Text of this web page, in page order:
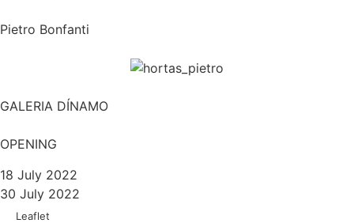
Pietro Bonfanti
GALERIA DÍNAMO
OPENING
18 July 2022
30 July 2022
Leaflet